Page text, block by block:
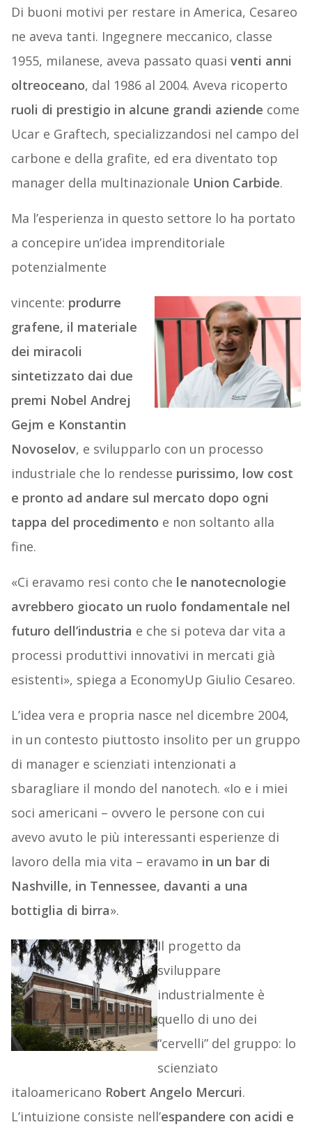
Di buoni motivi per restare in America, Cesareo
ne aveva tanti. Ingegnere meccanico, classe
1955, milanese, aveva passato quasi venti anni
oltreoceano, dal 1986 al 2004. Aveva ricoperto
ruoli di prestigio in alcune grandi aziende come
Ucar e Graftech, specializzandosi nel campo del
carbone e della grafite, ed era diventato top
manager della multinazionale Union Carbide.
Ma l’esperienza in questo settore lo ha portato
a concepire un’idea imprenditoriale
potenzialmente
vincente: produrre
grafene, il materiale
dei miracoli
sintetizzato dai due
premi Nobel Andrej
Gejm e Konstantin
Novoselov, e svilupparlo con un processo
industriale che lo rendesse purissimo, low cost
e pronto ad andare sul mercato dopo ogni
tappa del procedimento e non soltanto alla
fine.
«Ci eravamo resi conto che le nanotecnologie
avrebbero giocato un ruolo fondamentale nel
futuro dell’industria e che si poteva dar vita a
processi produttivi innovativi in mercati già
esistenti», spiega a EconomyUp Giulio Cesareo.
L’idea vera e propria nasce nel dicembre 2004,
in un contesto piuttosto insolito per un gruppo
di manager e scienziati intenzionati a
sbaragliare il mondo del nanotech. «Io e i miei
soci americani – ovvero le persone con cui
avevo avuto le più interessanti esperienze di
lavoro della mia vita – eravamo in un bar di
Nashville, in Tennessee, davanti a una
bottiglia di birra».
Il progetto da
sviluppare
industrialmente è
quello di uno dei
“cervelli” del gruppo: lo
scienziato
italoamericano Robert Angelo Mercuri.
L’intuizione consiste nell’espandere con acidi e